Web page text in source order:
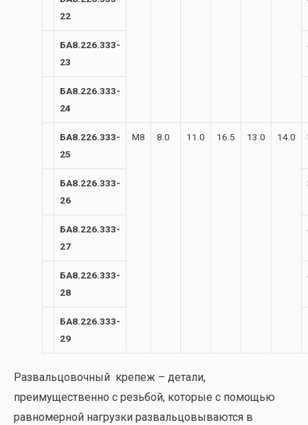
22
БА8.226.333-
23
БА8.226.333-
24
БА8.226.333-
25
М8 8.0 11.0 16.5 13.0 14.0
БА8.226.333-
26
БА8.226.333-
27
БА8.226.333-
28
БА8.226.333-
29
Развальцовочный крепеж – детали,
преимущественно с резьбой, которые с помощью
равномерной нагрузки развальцовываются в